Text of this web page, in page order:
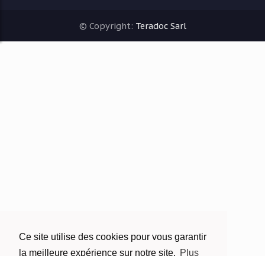
Ce site utilise des cookies pour vous garantir
la meilleure expérience sur notre site. Plus
© Copyright: Teradoc Sarl